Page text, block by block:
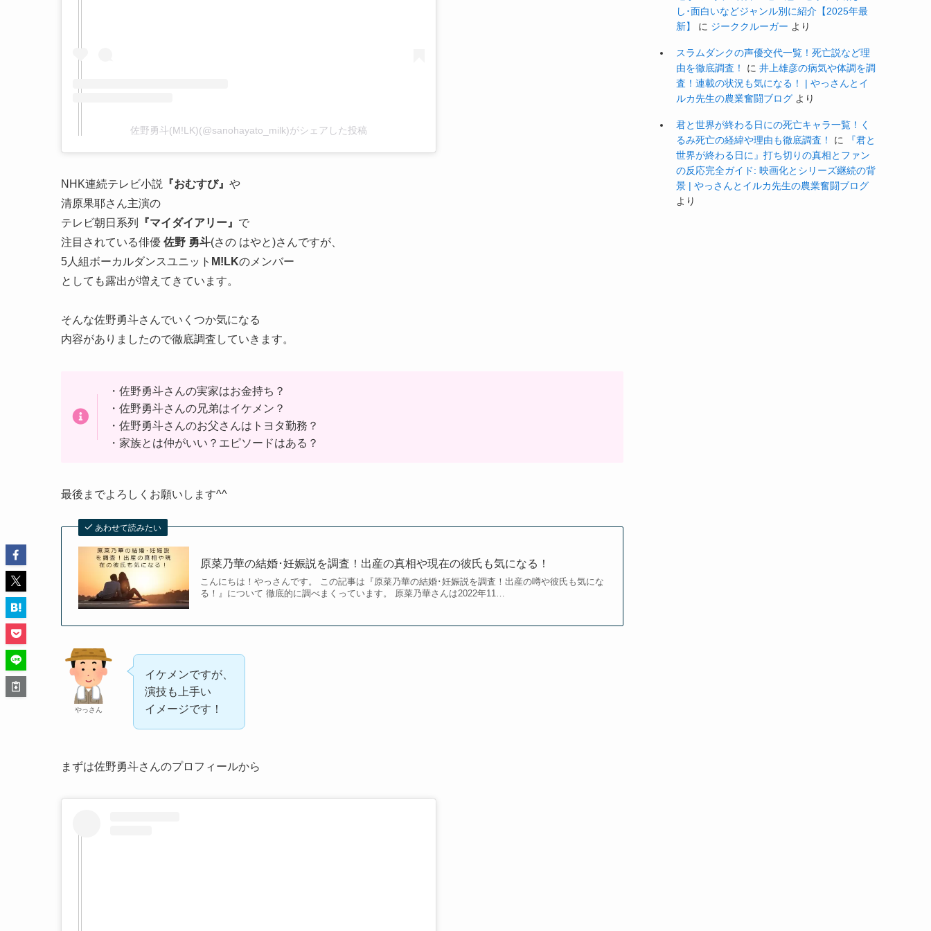
佐野勇斗(M!LK)(@sanohayato_milk)がシェアした投稿
NHK連続テレビ小説 『おむすび』 や
清原果耶さん主演の
テレビ朝日系列
『マイダイアリー』 で
注目されている俳優 佐野 勇斗(さの はやと)さんですが、
5人組ボーカルダンスユニット M!LKのメンバー
としても露出が増えてきています。
そんな佐野勇斗さんでいくつか気になる
内容がありましたので徹底調査していきます。
・佐野勇斗さんの実家はお金持ち？
・佐野勇斗さんの兄弟はイケメン？
・佐野勇斗さんのお父さんはトヨタ勤務？
・家族とは仲がいい？エピソードはある？
最後までよろしくお願いします^^
あわせて読みたい
原菜乃華の結婚･妊娠説を調査！出産の真相や現在の彼氏も気になる！
こんにちは！やっさんです。 この記事は『原菜乃華の結婚･妊娠説を調査！出産の噂や彼氏も気にな
る！』について 徹底的に調べまくっています。 原菜乃華さんは2022年11…
やっさん
イケメンですが、
演技も上手い
イメージです！
まずは佐野勇斗さんのプロフィールから
し･面白いなどジャンル別に紹介【2025年最
新】
に ジーククルーガー より
スラムダンクの声優交代一覧！死亡説など理
由を徹底調査！
に 井上雄彦の病気や体調を調
査！連載の状況も気になる！ | やっさんとイ
ルカ先生の農業奮闘ブログ より
君と世界が終わる日にの死亡キャラ一覧！く
るみ死亡の経緯や理由も徹底調査！
に
『君と
世界が終わる日に』打ち切りの真相とファン
の反応完全ガイド: 映画化とシリーズ継続の背
景 | やっさんとイルカ先生の農業奮闘ブログ
より